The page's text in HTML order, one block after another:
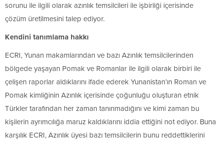
sorunu ile ilgili olarak azınlık temsilcileri ile işbirliği içerisinde
çözüm üretilmesini talep ediyor.
Kendini tanımlama hakkı
ECRI, Yunan makamlarından ve bazı Azınlık temsilcilerinden
bölgede yaşayan Pomak ve Romanlar ile ilgili olarak birbiri ile
çelişen raporlar aldıklarını ifade ederek Yunanistan’ın Roman ve
Pomak kimliğinin Azınlık içerisinde çoğunluğu oluşturan etnik
Türkler tarafından her zaman tanınmadığını ve kimi zaman bu
kişilerin ayrımcılığa maruz kaldıklarını iddia ettiğini not ediyor. Buna
karşılık ECRI, Azınlık üyesi bazı temsilcilerin bunu reddettiklerini